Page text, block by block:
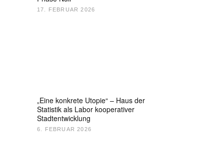
17. FEBRUAR 2026
„Eine konkrete Utopie“ – Haus der
Statistik als Labor kooperativer
Stadtentwicklung
6. FEBRUAR 2026